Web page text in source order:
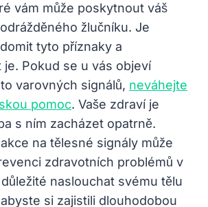
vám může poskytnout váš
žlučníku. Je
tyto příznaky a
je. Pokud se u vás objeví
varovných signálů, neváhejte
pomoc. Vaše zdraví je
s ním zacházet opatrně.
na tělesné signály může
zdravotních problémů v
naslouchat svému tělu
si zajistili dlouhodobou